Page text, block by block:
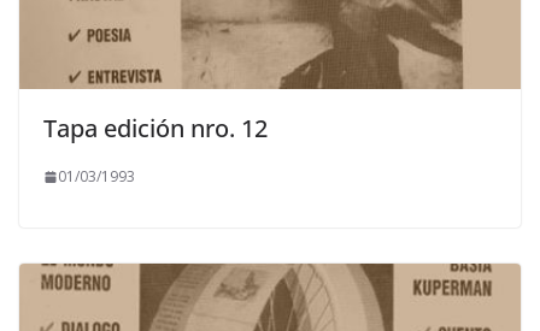
Tapa edición nro. 12
01/03/1993